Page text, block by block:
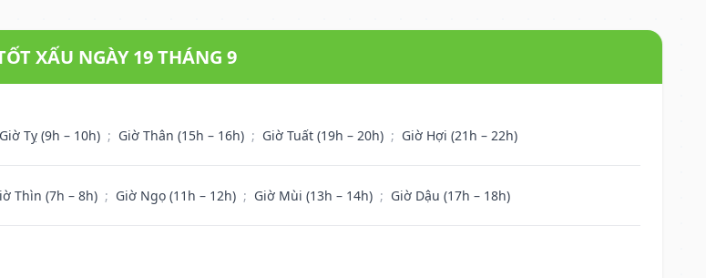
XẤU NGÀY 19 THÁNG 9
Giờ Tỵ (9h – 10h) ; Giờ Thân (15h – 16h) ; Giờ Tuất (19h – 20h) ; Giờ Hợi (21h – 22h)
Thìn (7h – 8h) ; Giờ Ngọ (11h – 12h) ; Giờ Mùi (13h – 14h) ; Giờ Dậu (17h – 18h)